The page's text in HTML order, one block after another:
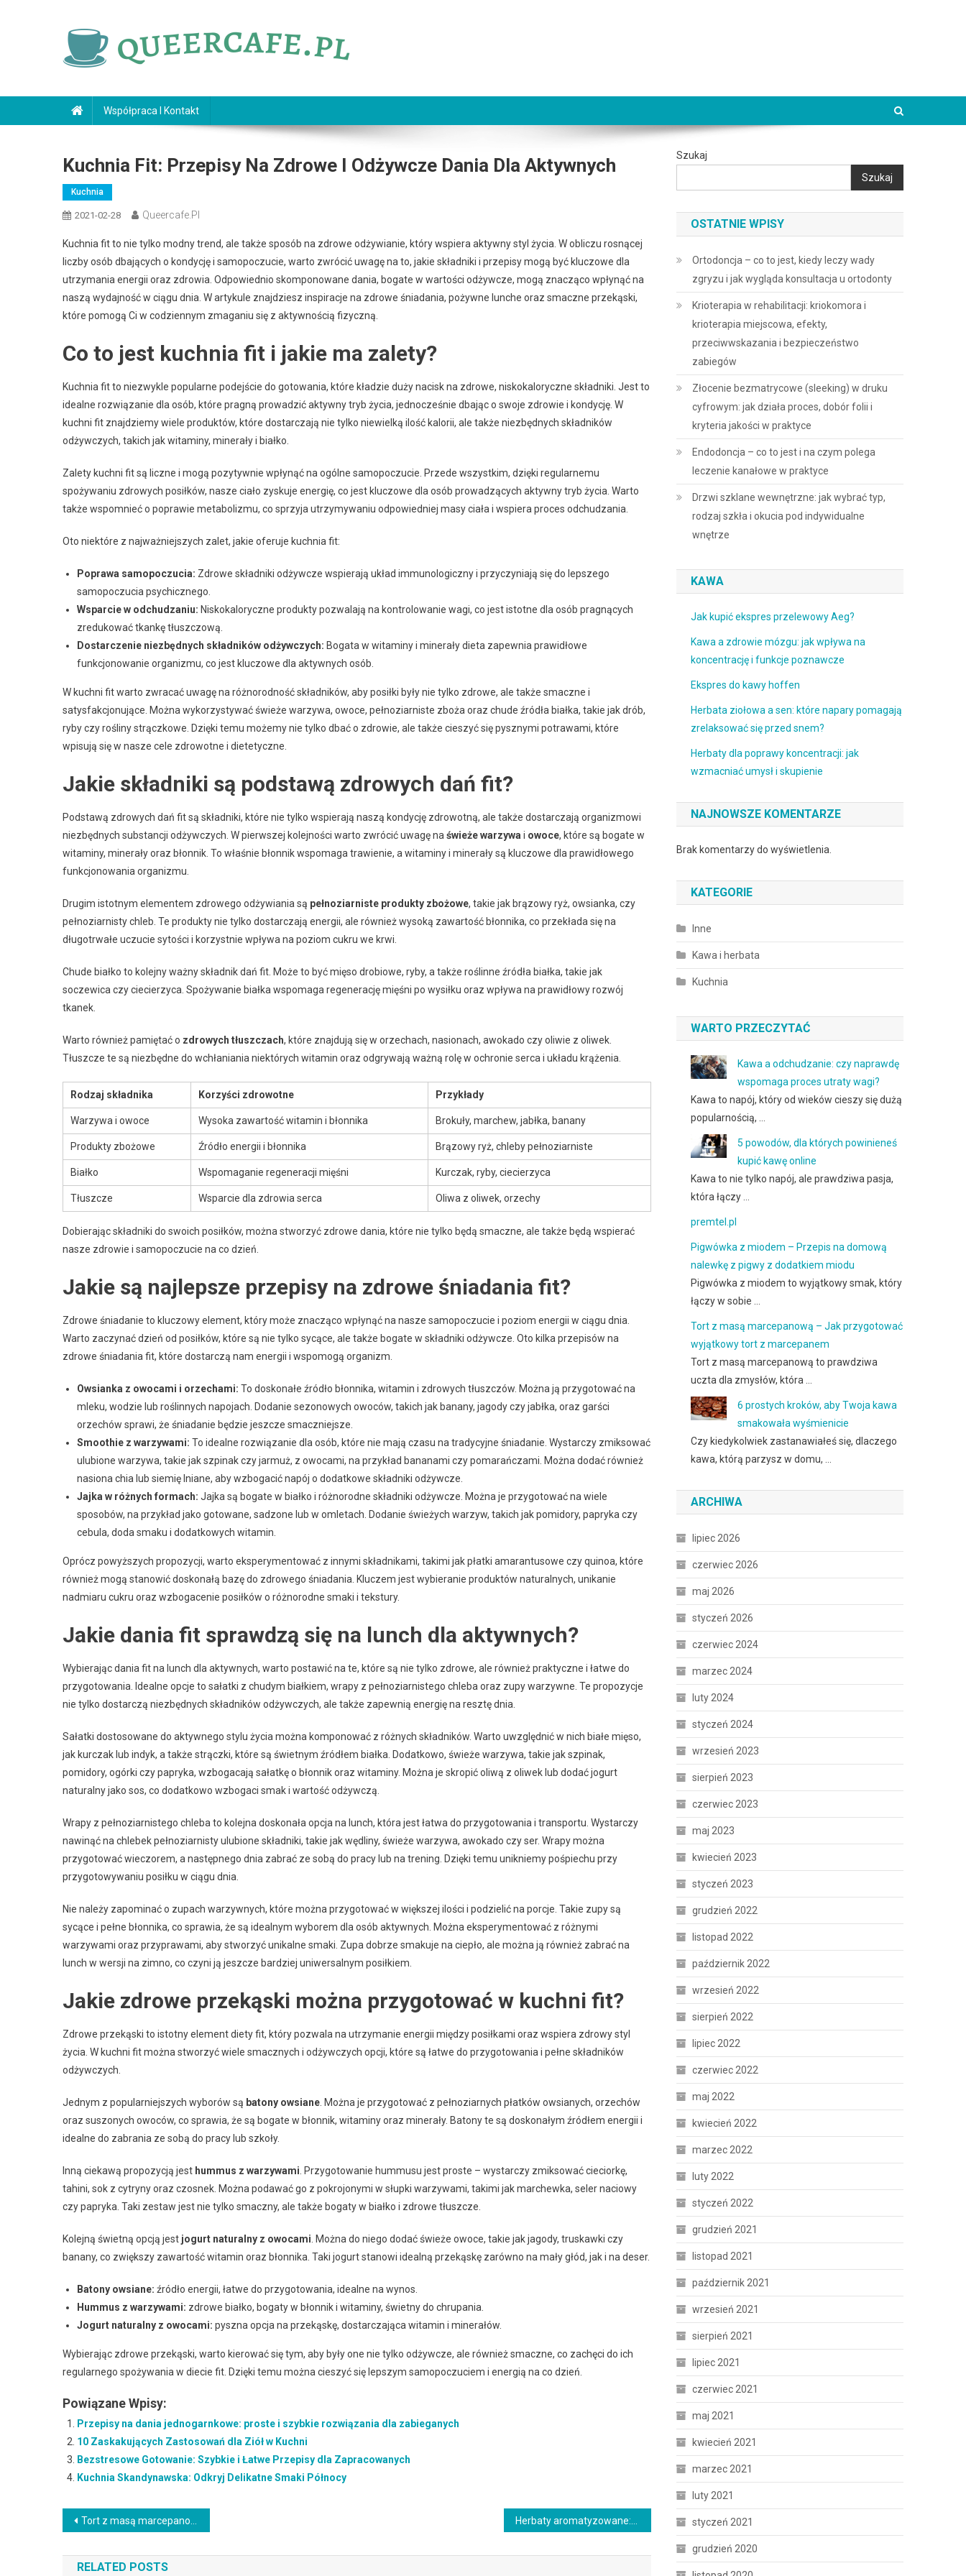
Współpraca I Kontakt
Kuchnia Fit: Przepisy Na Zdrowe I Odżywcze Dania Dla Aktywnych
Kuchnia
2021-02-28 Queercafe.pl
Kuchnia fit to nie tylko modny trend, ale także sposób na zdrowe odżywianie, który wspiera aktywny styl życia. W obliczu rosnącej
liczby osób dbających o kondycję i samopoczucie, warto zwrócić uwagę na to, jakie składniki i przepisy mogą być kluczowe dla
utrzymania energii oraz zdrowia. Odpowiednio skomponowane dania, bogate w wartości odżywcze, mogą znacząco wpłynąć na
naszą wydajność w ciągu dnia. W artykule znajdziesz inspiracje na zdrowe śniadania, pożywne lunche oraz smaczne przekąski,
które pomogą Ci w codziennym zmaganiu się z aktywnością fizyczną.
Co to jest kuchnia fit i jakie ma zalety?
Kuchnia fit to niezwykle popularne podejście do gotowania, które kładzie duży nacisk na zdrowe, niskokaloryczne składniki. Jest to
idealne rozwiązanie dla osób, które pragną prowadzić aktywny tryb życia, jednocześnie dbając o swoje zdrowie i kondycję. W
kuchni fit znajdziemy wiele produktów, które dostarczają nie tylko niewielką ilość kalorii, ale także niezbędnych składników
odżywczych, takich jak witaminy, minerały i białko.
Zalety kuchni fit są liczne i mogą pozytywnie wpłynąć na ogólne samopoczucie. Przede wszystkim, dzięki regularnemu
spożywaniu zdrowych posiłków, nasze ciało zyskuje energię, co jest kluczowe dla osób prowadzących aktywny tryb życia. Warto
także wspomnieć o poprawie metabolizmu, co sprzyja utrzymywaniu odpowiedniej masy ciała i wspiera proces odchudzania.
Oto niektóre z najważniejszych zalet, jakie oferuje kuchnia fit:
Poprawa samopoczucia: Zdrowe składniki odżywcze wspierają układ immunologiczny i przyczyniają się do lepszego
samopoczucia psychicznego.
Wsparcie w odchudzaniu: Niskokaloryczne produkty pozwalają na kontrolowanie wagi, co jest istotne dla osób pragnących
zredukować tkankę tłuszczową.
Dostarczenie niezbędnych składników odżywczych: Bogata w witaminy i minerały dieta zapewnia prawidłowe
funkcjonowanie organizmu, co jest kluczowe dla aktywnych osób.
W kuchni fit warto zwracać uwagę na różnorodność składników, aby posiłki były nie tylko zdrowe, ale także smaczne i
satysfakcjonujące. Można wykorzystywać świeże warzywa, owoce, pełnoziarniste zboża oraz chude źródła białka, takie jak drób,
ryby czy rośliny strączkowe. Dzięki temu możemy nie tylko dbać o zdrowie, ale także cieszyć się pysznymi potrawami, które
wpisują się w nasze cele zdrowotne i dietetyczne.
Jakie składniki są podstawą zdrowych dań fit?
Podstawą zdrowych dań fit są składniki, które nie tylko wspierają naszą kondycję zdrowotną, ale także dostarczają organizmowi
niezbędnych substancji odżywczych. W pierwszej kolejności warto zwrócić uwagę na świeże warzywa i owoce, które są bogate w
witaminy, minerały oraz błonnik. To właśnie błonnik wspomaga trawienie, a witaminy i minerały są kluczowe dla prawidłowego
funkcjonowania organizmu.
Drugim istotnym elementem zdrowego odżywiania są pełnoziarniste produkty zbożowe, takie jak brązowy ryż, owsianka, czy
pełnoziarnisty chleb. Te produkty nie tylko dostarczają energii, ale również wysoką zawartość błonnika, co przekłada się na
długotrwałe uczucie sytości i korzystnie wpływa na poziom cukru we krwi.
Chude białko to kolejny ważny składnik dań fit. Może to być mięso drobiowe, ryby, a także roślinne źródła białka, takie jak
soczewica czy ciecierzyca. Spożywanie białka wspomaga regenerację mięśni po wysiłku oraz wpływa na prawidłowy rozwój
tkanek.
Warto również pamiętać o zdrowych tłuszczach, które znajdują się w orzechach, nasionach, awokado czy oliwie z oliwek.
Tłuszcze te są niezbędne do wchłaniania niektórych witamin oraz odgrywają ważną rolę w ochronie serca i układu krążenia.
Rodzaj składnika Korzyści zdrowotne Przykłady
Warzywa i owoce Wysoka zawartość witamin i błonnika Brokuły, marchew, jabłka, banany
Produkty zbożowe Źródło energii i błonnika Brązowy ryż, chleby pełnoziarniste
Białko Wspomaganie regeneracji mięśni Kurczak, ryby, ciecierzyca
Tłuszcze Wsparcie dla zdrowia serca Oliwa z oliwek, orzechy
Dobierając składniki do swoich posiłków, można stworzyć zdrowe dania, które nie tylko będą smaczne, ale także będą wspierać
nasze zdrowie i samopoczucie na co dzień.
Jakie są najlepsze przepisy na zdrowe śniadania fit?
Zdrowe śniadanie to kluczowy element, który może znacząco wpłynąć na nasze samopoczucie i poziom energii w ciągu dnia.
Warto zaczynać dzień od posiłków, które są nie tylko sycące, ale także bogate w składniki odżywcze. Oto kilka przepisów na
zdrowe śniadania fit, które dostarczą nam energii i wspomogą organizm.
Owsianka z owocami i orzechami: To doskonałe źródło błonnika, witamin i zdrowych tłuszczów. Można ją przygotować na
mleku, wodzie lub roślinnych napojach. Dodanie sezonowych owoców, takich jak banany, jagody czy jabłka, oraz garści
orzechów sprawi, że śniadanie będzie jeszcze smaczniejsze.
Smoothie z warzywami: To idealne rozwiązanie dla osób, które nie mają czasu na tradycyjne śniadanie. Wystarczy zmiksować
ulubione warzywa, takie jak szpinak czy jarmuż, z owocami, na przykład bananami czy pomarańczami. Można dodać również
nasiona chia lub siemię lniane, aby wzbogacić napój o dodatkowe składniki odżywcze.
Jajka w różnych formach: Jajka są bogate w białko i różnorodne składniki odżywcze. Można je przygotować na wiele
sposobów, na przykład jako gotowane, sadzone lub w omletach. Dodanie świeżych warzyw, takich jak pomidory, papryka czy
cebula, doda smaku i dodatkowych witamin.
Oprócz powyższych propozycji, warto eksperymentować z innymi składnikami, takimi jak płatki amarantusowe czy quinoa, które
również mogą stanowić doskonałą bazę do zdrowego śniadania. Kluczem jest wybieranie produktów naturalnych, unikanie
nadmiaru cukru oraz wzbogacenie posiłków o różnorodne smaki i tekstury.
Jakie dania fit sprawdzą się na lunch dla aktywnych?
Wybierając dania fit na lunch dla aktywnych, warto postawić na te, które są nie tylko zdrowe, ale również praktyczne i łatwe do
przygotowania. Idealne opcje to sałatki z chudym białkiem, wrapy z pełnoziarnistego chleba oraz zupy warzywne. Te propozycje
nie tylko dostarczą niezbędnych składników odżywczych, ale także zapewnią energię na resztę dnia.
Sałatki dostosowane do aktywnego stylu życia można komponować z różnych składników. Warto uwzględnić w nich białe mięso,
jak kurczak lub indyk, a także strączki, które są świetnym źródłem białka. Dodatkowo, świeże warzywa, takie jak szpinak,
pomidory, ogórki czy papryka, wzbogacają sałatkę o błonnik oraz witaminy. Można je skropić oliwą z oliwek lub dodać jogurt
naturalny jako sos, co dodatkowo wzbogaci smak i wartość odżywczą.
Wrapy z pełnoziarnistego chleba to kolejna doskonała opcja na lunch, która jest łatwa do przygotowania i transportu. Wystarczy
nawinąć na chlebek pełnoziarnisty ulubione składniki, takie jak wędliny, świeże warzywa, awokado czy ser. Wrapy można
przygotować wieczorem, a następnego dnia zabrać ze sobą do pracy lub na trening. Dzięki temu unikniemy pośpiechu przy
przygotowywaniu posiłku w ciągu dnia.
Nie należy zapominać o zupach warzywnych, które można przygotować w większej ilości i podzielić na porcje. Takie zupy są
sycące i pełne błonnika, co sprawia, że są idealnym wyborem dla osób aktywnych. Można eksperymentować z różnymi
warzywami oraz przyprawami, aby stworzyć unikalne smaki. Zupa dobrze smakuje na ciepło, ale można ją również zabrać na
lunch w wersji na zimno, co czyni ją jeszcze bardziej uniwersalnym posiłkiem.
Jakie zdrowe przekąski można przygotować w kuchni fit?
Zdrowe przekąski to istotny element diety fit, który pozwala na utrzymanie energii między posiłkami oraz wspiera zdrowy styl
życia. W kuchni fit można stworzyć wiele smacznych i odżywczych opcji, które są łatwe do przygotowania i pełne składników
odżywczych.
Jednym z popularniejszych wyborów są batony owsiane . Można je przygotować z pełnoziarnych płatków owsianych, orzechów
oraz suszonych owoców, co sprawia, że są bogate w błonnik, witaminy oraz minerały. Batony te są doskonałym źródłem energii i
idealne do zabrania ze sobą do pracy lub szkoły.
Inną ciekawą propozycją jest hummus z warzywami . Przygotowanie hummusu jest proste – wystarczy zmiksować cieciorkę,
tahini, sok z cytryny oraz czosnek. Można podawać go z pokrojonymi w słupki warzywami, takimi jak marchewka, seler naciowy
czy papryka. Taki zestaw jest nie tylko smaczny, ale także bogaty w białko i zdrowe tłuszcze.
Kolejną świetną opcją jest jogurt naturalny z owocami . Można do niego dodać świeże owoce, takie jak jagody, truskawki czy
banany, co zwiększy zawartość witamin oraz błonnika. Taki jogurt stanowi idealną przekąskę zarówno na mały głód, jak i na deser.
Batony owsiane: źródło energii, łatwe do przygotowania, idealne na wynos.
Hummus z warzywami: zdrowe białko, bogaty w błonnik i witaminy, świetny do chrupania.
Jogurt naturalny z owocami: pyszna opcja na przekąskę, dostarczająca witamin i minerałów.
Wybierając zdrowe przekąski, warto kierować się tym, aby były one nie tylko odżywcze, ale również smaczne, co zachęci do ich
regularnego spożywania w diecie fit. Dzięki temu można cieszyć się lepszym samopoczuciem i energią na co dzień.
Powiązane Wpisy:
Przepisy na dania jednogarnkowe: proste i szybkie rozwiązania dla zabieganych
10 Zaskakujących Zastosowań dla Ziół w Kuchni
Bezstresowe Gotowanie: Szybkie i Łatwe Przepisy dla Zapracowanych
Kuchnia Skandynawska: Odkryj Delikatne Smaki Północy
Nawigacja
wpisu
Tort z masą marcepanową – Jak przygotować wyjątkowy tort z marcepanem
RELATED POSTS
Szukaj
Szukaj
OSTATNIE WPISY
Ortodoncja – co to jest, kiedy leczy wady
zgryzu i jak wygląda konsultacja u ortodonty
Krioterapia w rehabilitacji: kriokomora i
krioterapia miejscowa, efekty,
przeciwwskazania i bezpieczeństwo
zabiegów
Złocenie bezmatrycowe (sleeking) w druku
cyfrowym: jak działa proces, dobór folii i
kryteria jakości w praktyce
Endodoncja – co to jest i na czym polega
leczenie kanałowe w praktyce
Drzwi szklane wewnętrzne: jak wybrać typ,
rodzaj szkła i okucia pod indywidualne
wnętrze
KAWA
Jak kupić ekspres przelewowy Aeg?
Kawa a zdrowie mózgu: jak wpływa na
koncentrację i funkcje poznawcze
Ekspres do kawy hoffen
Herbata ziołowa a sen: które napary pomagają
zrelaksować się przed snem?
Herbaty dla poprawy koncentracji: jak
wzmacniać umysł i skupienie
NAJNOWSZE KOMENTARZE
Brak komentarzy do wyświetlenia.
KATEGORIE
Inne
Kawa i herbata
Kuchnia
WARTO PRZECZYTAĆ
Kawa a odchudzanie: czy naprawdę
wspomaga proces utraty wagi?
Kawa to napój, który od wieków cieszy się dużą
popularnością, …
5 powodów, dla których powinieneś
kupić kawę online
Kawa to nie tylko napój, ale prawdziwa pasja,
która łączy …
premtel.pl
Pigwówka z miodem – Przepis na domową
nalewkę z pigwy z dodatkiem miodu
Pigwówka z miodem to wyjątkowy smak, który
łączy w sobie …
Tort z masą marcepanową – Jak przygotować
wyjątkowy tort z marcepanem
Tort z masą marcepanową to prawdziwa
uczta dla zmysłów, która …
6 prostych kroków, aby Twoja kawa
smakowała wyśmienicie
Czy kiedykolwiek zastanawiałeś się, dlaczego
kawa, którą parzysz w domu, …
ARCHIWA
lipiec 2026
czerwiec 2026
maj 2026
styczeń 2026
czerwiec 2024
marzec 2024
luty 2024
styczeń 2024
wrzesień 2023
sierpień 2023
czerwiec 2023
maj 2023
kwiecień 2023
styczeń 2023
grudzień 2022
listopad 2022
październik 2022
wrzesień 2022
sierpień 2022
lipiec 2022
czerwiec 2022
maj 2022
kwiecień 2022
marzec 2022
luty 2022
styczeń 2022
grudzień 2021
listopad 2021
październik 2021
wrzesień 2021
sierpień 2021
lipiec 2021
czerwiec 2021
maj 2021
kwiecień 2021
marzec 2021
luty 2021
styczeń 2021
grudzień 2020